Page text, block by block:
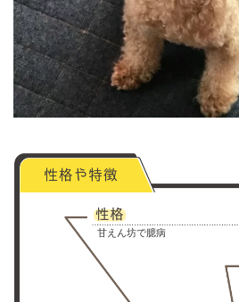
甘えん坊で臆病